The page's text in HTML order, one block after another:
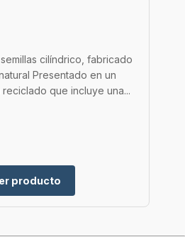
cilíndrico, fabricado
Presentado en un
que incluye una...
producto